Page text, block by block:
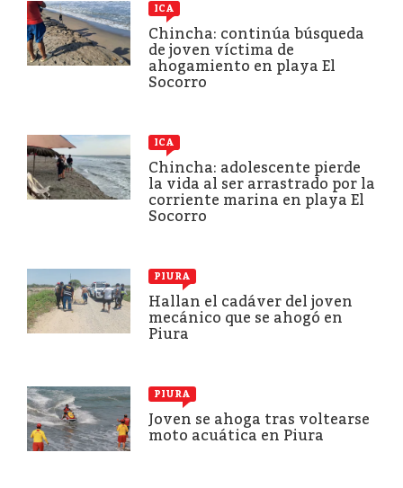
ICA
Chincha: continúa búsqueda
de joven víctima de
ahogamiento en playa El
Socorro
ICA
Chincha: adolescente pierde
la vida al ser arrastrado por la
corriente marina en playa El
Socorro
PIURA
Hallan el cadáver del joven
mecánico que se ahogó en
Piura
PIURA
Joven se ahoga tras voltearse
moto acuática en Piura